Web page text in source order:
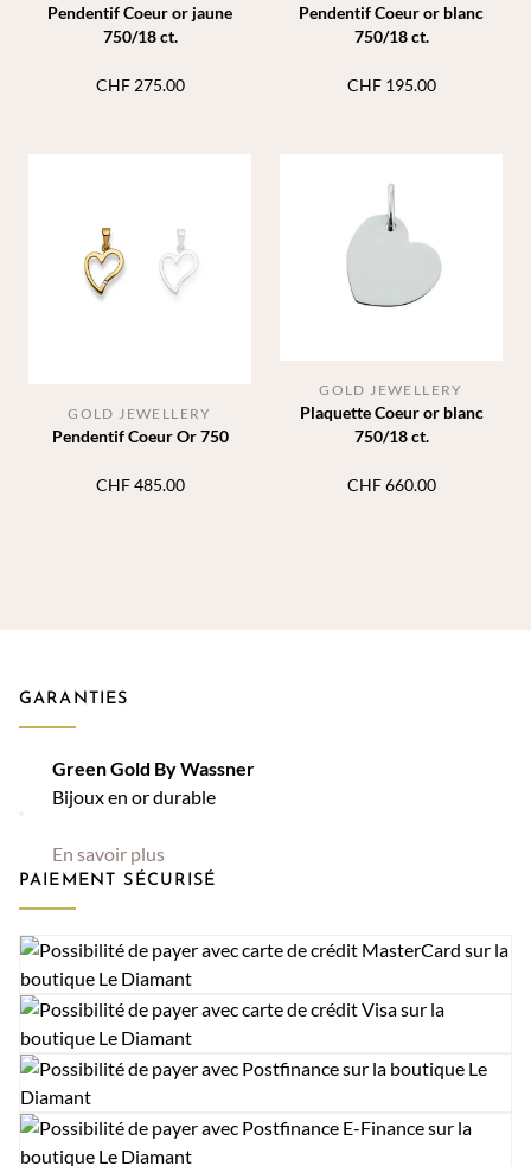
Pendentif Coeur or jaune
750/18 ct.
CHF275.00
Pendentif Coeur or blanc
750/18 ct.
CHF195.00
Pendentif Coeur Or 750
GOLD JEWELLERY
CHF485.00
Plaquette Coeur or blanc
750/18 ct.
GOLD JEWELLERY
CHF660.00
GARANTIES
Green Gold By Wassner
Bijoux en or durable
En savoir plus
PAIEMENT SÉCURISÉ